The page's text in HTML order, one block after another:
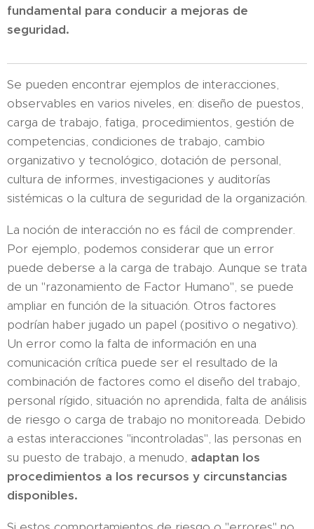
fundamental para conducir a mejoras de
seguridad.
Se pueden encontrar ejemplos de interacciones,
observables en varios niveles, en: diseño de puestos,
carga de trabajo, fatiga, procedimientos, gestión de
competencias, condiciones de trabajo, cambio
organizativo y tecnológico, dotación de personal,
cultura de informes, investigaciones y auditorías
sistémicas o la cultura de seguridad de la organización.
La noción de interacción no es fácil de comprender.
Por ejemplo, podemos considerar que un error
puede deberse a la carga de trabajo. Aunque se trata
de un "razonamiento de Factor Humano", se puede
ampliar en función de la situación. Otros factores
podrían haber jugado un papel (positivo o negativo).
Un error como la falta de información en una
comunicación crítica puede ser el resultado de la
combinación de factores como el diseño del trabajo,
personal rígido, situación no aprendida, falta de análisis
de riesgo o carga de trabajo no monitoreada. Debido
a estas interacciones "incontroladas", las personas en
su puesto de trabajo, a menudo, adaptan los
procedimientos a los recursos y circunstancias
disponibles.